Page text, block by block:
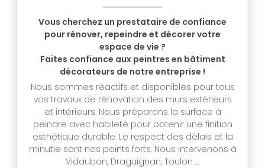
Vous cherchez un prestataire de confiance
pour rénover, repeindre et décorer votre
espace de vie ?
Faites confiance aux peintres en bâtiment
décorateurs de notre entreprise !
Nous sommes réactifs et disponibles pour tous
vos travaux de rénovation des murs extérieurs
et intérieurs. Nous préparons la surface à
peindre avec habileté pour obtenir une finition
esthétique durable. Le respect des délais et la
minutie sont nos points forts. Nous intervenons à
Vidauban, Draguignan, Toulon …